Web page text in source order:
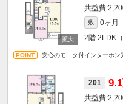
敷 0ヶ月
2階 2LDK
安心のモニタ付インターホ
201